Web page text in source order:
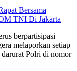
Bersama
TNI Di Jakarta
berpartisipasi
melaporkan setiap
Polri di nomor